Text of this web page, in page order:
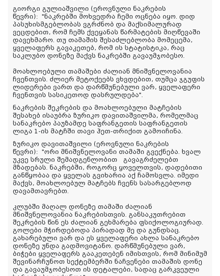
გიორგი გულიაშვილი (ეროვნული ნაკრების
წევრი): "ნაკრებში მოხვედრა ჩემი ოცნება იყო. დიდ
პასუხისმგებლობას ვგრძნობ და მაქსიმალურად
ვეცდებით, რომ ჩემს ქვეყანას წარმატების მიღწევაში
დავეხმარო. თუ თამაშის შესაძლებლობა მომეცემა,
ყველაფერს გავაკეთებ, რომ ის სტატისტიკა, რაც
საკლუბო დონეზე მაქვს ნაკრებში გავაუმჯობესო.
მოახლოებული თამაშები ძალიან მნიშვნელოვანია
ჩვენთვის. ძლიერ მეტოქეებს ვხვდებით, თუმცა ჯგუფის
ლიდერები ვართ და დარწმუნებული ვარ, ყველაფერი
ჩვენთვის სასიკეთოდ დასრულდება".
ნაკრების შეკრების და მოახლოებული მატჩების
შესახებ ისაუბრა ზურიკო დავითაშვილმა, რომელმაც
სანაკრებო პაუზამდე საფრანგეთის საფრანგეთის
ლიგა 1-ის მატჩში თავი ჰეთ-თრიქით გამოიჩინა.
ზურიკო დავითაშვილი (ეროვნული ნაკრების
წევრი): "ორი მნიშვნელოვანი თამაში გვექნება. ხვალ
უკვე სრული შემადგენლობით გავაგრძელებთ
მზადებას. ნაკრებში, როგორც ყოველთვის, დადებითი
განწყობაა და ყველას გვიხარია აქ ჩამოსვლა. იმედი
მაქვს, მოახლოებულ მატჩებს ჩვენს სასარგებლოდ
დავამთავრებთ.
კლუბში მაღალ დონეზე თამაში ძალიან
მნიშვნელოვანია ნაკრებისთვის. განსაკუთრებით
შეკრების წინ ეს ძალიან გეხმარება ფსიქოლოგიურად.
გოლები მჭირდებოდა პირადად მე და გუნდსაც.
გახარებული ვარ და ეს ყველაფერი ახლა სანაკრებო
დონეზე უნდა გადმოვიტანო. დარწმუნებული ვარ,
ბიჭები ყველაფერს გააკეთებენ იმისთვის, რომ მინიმუმ
შევინარჩუნოთ სექტემბერში ნაჩვენები თამაშის დონე
და გავაუმჯობესოთ ის დეტალები, სადაც გარკვეული